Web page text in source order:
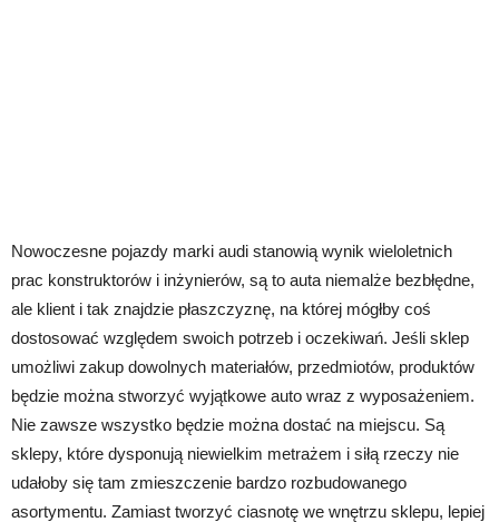
Nowoczesne pojazdy marki audi stanowią wynik wieloletnich
prac konstruktorów i inżynierów, są to auta niemalże bezbłędne,
ale klient i tak znajdzie płaszczyznę, na której mógłby coś
dostosować względem swoich potrzeb i oczekiwań. Jeśli sklep
umożliwi zakup dowolnych materiałów, przedmiotów, produktów
będzie można stworzyć wyjątkowe auto wraz z wyposażeniem.
Nie zawsze wszystko będzie można dostać na miejscu. Są
sklepy, które dysponują niewielkim metrażem i siłą rzeczy nie
udałoby się tam zmieszczenie bardzo rozbudowanego
asortymentu. Zamiast tworzyć ciasnotę we wnętrzu sklepu, lepiej